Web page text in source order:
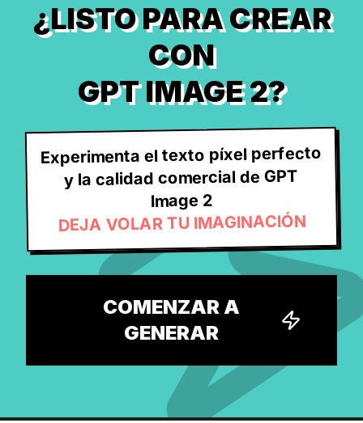
¿LISTO PARA CREAR
CON
GPT IMAGE 2?
Experimenta el texto píxel perfecto
y la calidad comercial de GPT
Image 2
DEJA VOLAR TU IMAGINACIÓN
COMENZAR A
GENERAR